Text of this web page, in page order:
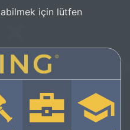
için lütfen